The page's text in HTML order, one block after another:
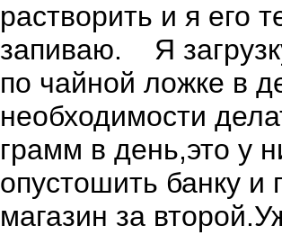
растворить и я его
запиваю. Я
по чайной ложке в
необходимости
грамм в день,это у
опустошить банку и
магазин за